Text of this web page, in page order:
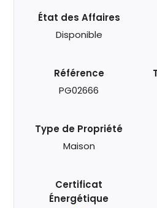
État des Affaires
Disponible
Référence
PG02666
Type de Propriété
Maison
Certificat
Énergétique